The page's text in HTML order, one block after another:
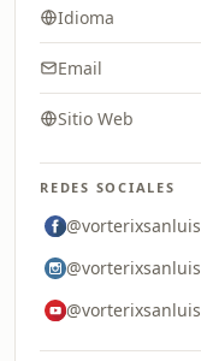
Idioma
Email
Sitio Web
REDES SOCIALES
@vorterixsanluis
@vorterixsanluis
@vorterixsanluis